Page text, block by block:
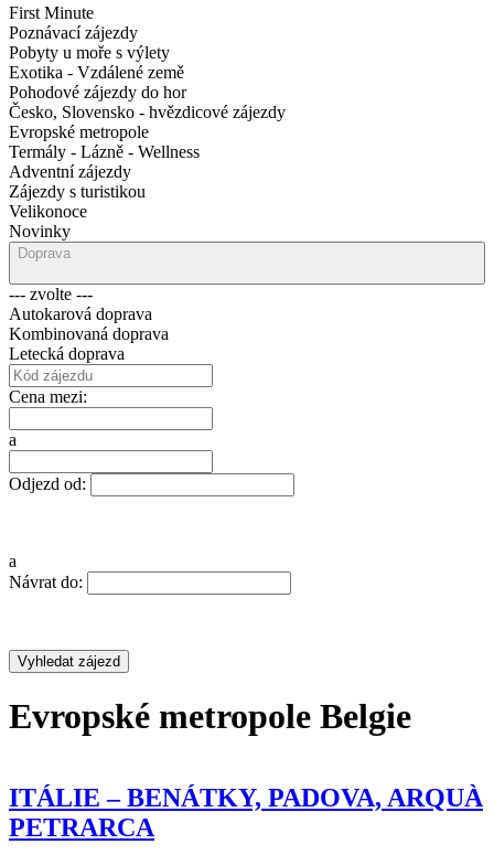
First Minute
Poznávací zájezdy
Pobyty u moře s výlety
Exotika - Vzdálené země
Pohodové zájezdy do hor
Česko, Slovensko - hvězdicové zájezdy
Evropské metropole
Termály - Lázně - Wellness
Adventní zájezdy
Zájezdy s turistikou
Velikonoce
Novinky
Doprava
--- zvolte ---
Autokarová doprava
Kombinovaná doprava
Letecká doprava
Cena mezi:
a
Odjezd od:
a
Návrat do:
Evropské metropole Belgie
PADOVA, ARQUÀ PETRARCA
POKLADŮM
ITÁLIE –